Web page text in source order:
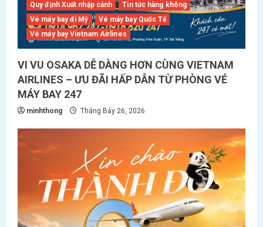
Quy định Xuất nhập cảnh
Tin tức hàng không
Vé máy bay đi Mỹ
Vé máy bay Quốc Tế
Vé máy bay Vietnam Airlines
VI VU OSAKA DỄ DÀNG HƠN CÙNG VIETNAM
AIRLINES – ƯU ĐÃI HẤP DẪN TỪ PHÒNG VÉ
MÁY BAY 247
minhthong Tháng Bảy 26, 2026